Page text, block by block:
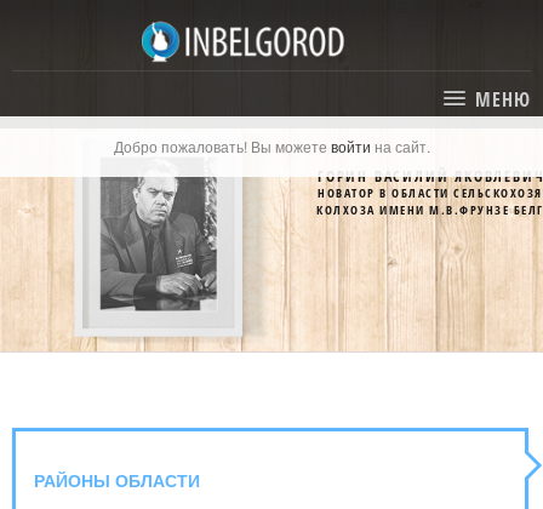
МЕНЮ
ГЛАВНАЯ
СТАТЬИ
КАТАЛОГ
ГОСТИНИЦЫ И ОТЕЛИ
ЭКСКУРСИИ
СОБЫТИЯ
КАРТА
Добро пожаловать! Вы можете войти на сайт.
ГОРИН ВАСИЛИЙ
НОВАТОР В ОБЛАСТИ
КОЛХОЗА ИМЕНИ М.В.ФРУНЗЕ
РАЙОНЫ ОБЛАСТИ